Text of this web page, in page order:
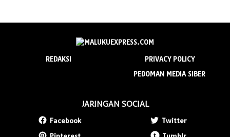
REDAKSI
PRIVACY POLICY
PEDOMAN MEDIA SIBER
JARINGAN SOCIAL
Facebook
Twitter